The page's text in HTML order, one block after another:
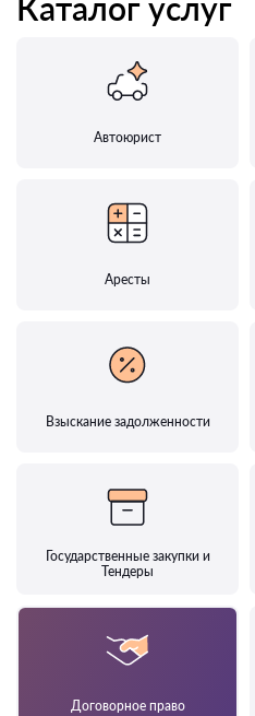
Каталог услуг
Автоюрист
Аресты
Взыскание задолженности
Государственные закупки и
Тендеры
Договорное право